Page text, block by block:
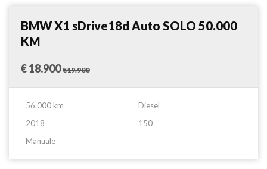
Fuoristrada
Confronta
BMW X1 sDrive18d Auto SOLO 50.000
KM
€ 18.900€19.900
56.000 km
Diesel
2018
150
Manuale